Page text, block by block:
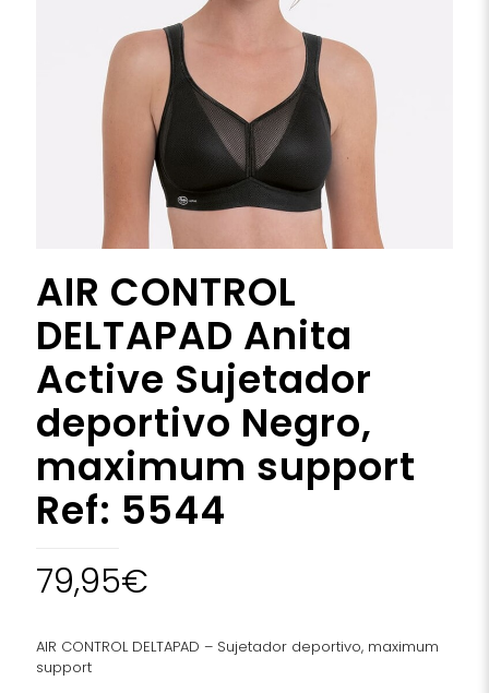
AIR CONTROL
DELTAPAD Anita
Active Sujetador
deportivo Negro,
maximum support
Ref: 5544
79,95€
AIR CONTROL DELTAPAD – Sujetador deportivo, maximum
support